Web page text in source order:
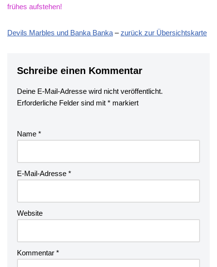
frühes aufstehen!
Devils Marbles und Banka Banka –zurück zur Übersichtskarte
Schreibe einen Kommentar
Deine E-Mail-Adresse wird nicht veröffentlicht.
Erforderliche Felder sind mit * markiert
Name *
E-Mail-Adresse *
Website
Kommentar *